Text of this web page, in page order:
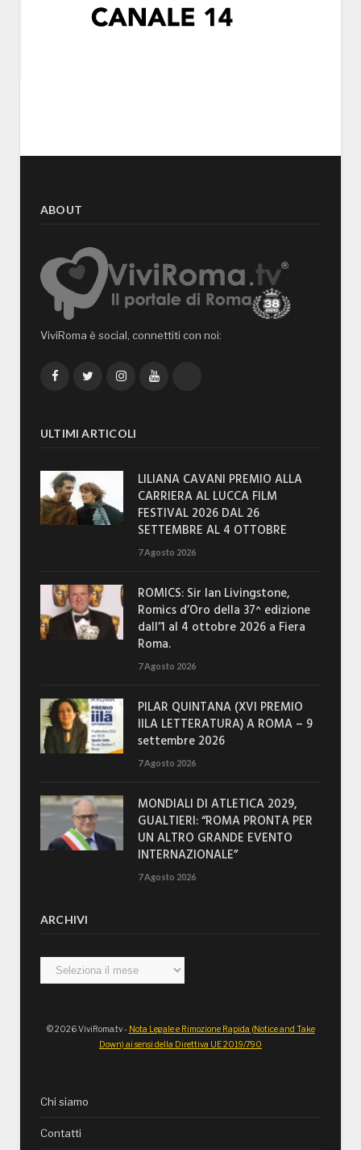
ABOUT
ViviRoma è social, connettiti con noi:
FacebookTwitterInstagramYouTube
ULTIMI ARTICOLI
LILIANA CAVANI PREMIO ALLA
CARRIERA AL LUCCA FILM
FESTIVAL 2026 DAL 26
SETTEMBRE AL 4 OTTOBRE
7 Agosto 2026
ROMICS: Sir Ian Livingstone,
Romics d’Oro della 37^ edizione
dall’1 al 4 ottobre 2026 a Fiera
Roma.
7 Agosto 2026
PILAR QUINTANA (XVI PREMIO
IILA LETTERATURA) A ROMA – 9
settembre 2026
7 Agosto 2026
MONDIALI DI ATLETICA 2029,
GUALTIERI: “ROMA PRONTA PER
UN ALTRO GRANDE EVENTO
INTERNAZIONALE”
7 Agosto 2026
ARCHIVI
Archivi
© 2026 ViviRoma.tv - Nota Legale e Rimozione Rapida (Notice and Take
Down) ai sensi della Direttiva UE 2019/790
Chi siamo
Contatti